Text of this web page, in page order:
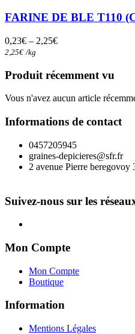
variations.
Les
sur
page
produit
FARINE DE BLE T110
0,23€ – 2,25€
2,25€ /kg
Produit récemment vu
Vous n'avez aucun article
Informations de contact
0457205945
graines-depicieres@sfr.fr
2 avenue Pierre
Suivez-nous sur les
Mon Compte
Mon Compte
Boutique
Information
Mentions Légales